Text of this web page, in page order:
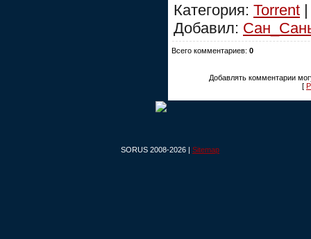
Категория: Torrent
Добавил:
Всего комментариев: 0
Добавлять комментарии
[
SORUS 2008-2026 | Sitemap